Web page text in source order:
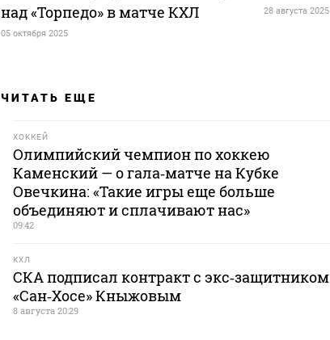
над «Торпедо» в матче КХЛ
05 октября 2025
28 августа 2025
ЧИТАТЬ ЕЩЕ
ХОККЕЙ
Олимпийский чемпион по хоккею
Каменский — о гала‑матче на Кубке
Овечкина: «Такие игры еще больше
объединяют и сплачивают нас»
09:42
КХЛ
СКА подписал контракт с экс‑защитником
«Сан‑Хосе» Кныжовым
8 августа 20:29